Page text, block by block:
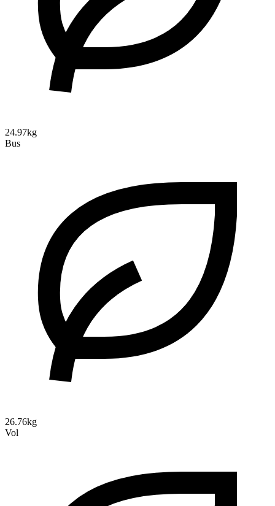
24.97kg
Bus
26.76kg
Vol